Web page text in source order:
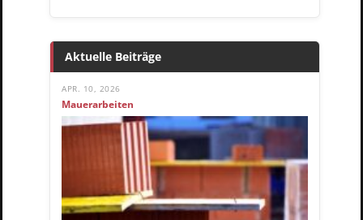
Aktuelle Beiträge
APR. 10, 2026
Mauerarbeiten